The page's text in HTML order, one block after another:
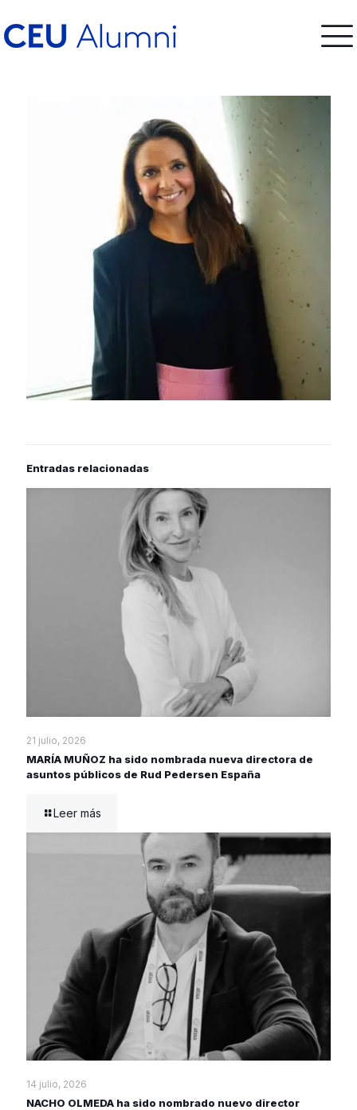
Entradas relacionadas
21 julio, 2026
MARÍA MUÑOZ ha sido nombrada nueva directora de
asuntos públicos de Rud Pedersen España
Leer más
14 julio, 2026
NACHO OLMEDA ha sido nombrado nuevo director